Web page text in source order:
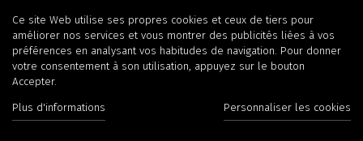
Ce site Web utilise ses propres cookies et ceux de tiers pour
améliorer nos services et vous montrer des publicités liées à vos
préférences en analysant vos habitudes de navigation. Pour donner
votre consentement à son utilisation, appuyez sur le bouton
Accepter.
Plus d'informations Personnaliser les cookies